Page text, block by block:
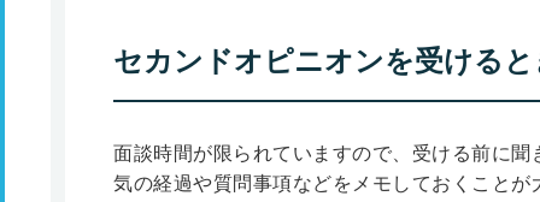
セカンドオピニオンを受ける
面談時間が限られていますので、受ける前に
気の経過や質問事項などをメモしておくこと